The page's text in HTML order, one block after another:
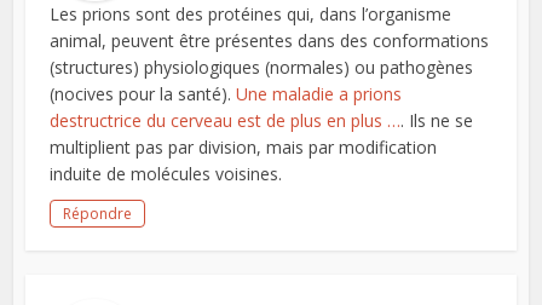
Les prions sont des protéines qui, dans l’organisme
animal, peuvent être présentes dans des conformations
(structures) physiologiques (normales) ou pathogènes
(nocives pour la santé).Une maladie a prions
destructrice du cerveau est de plus en plus …. Ils ne se
multiplient pas par division, mais par modification
induite de molécules voisines.
Répondre